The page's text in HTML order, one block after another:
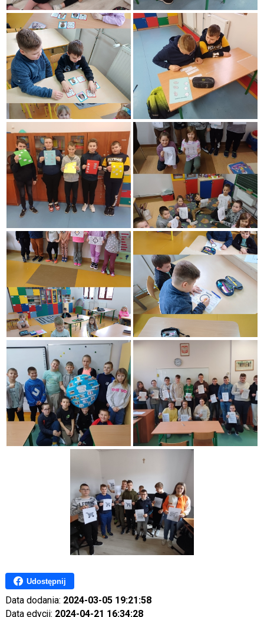
Udostępnij
Data dodania: 2024-03-05 19:21:58
Data edycji: 2024-04-21 16:34:28